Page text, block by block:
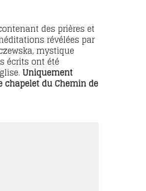
des prières et
révélées par
mystique
écrits ont été
Uniquement
chapelet du Chemin de